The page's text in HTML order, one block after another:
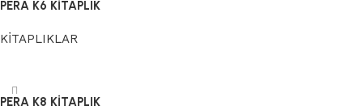
PERA K6 KİTAPLIK
KİTAPLIKLAR
PERA K8 KİTAPLIK